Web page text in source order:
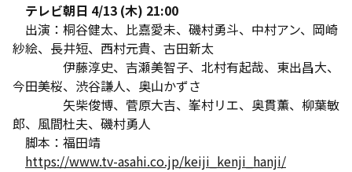
テレビ朝日 4/13 (木) 21:00
出演：桐谷健太、比嘉愛未、磯村勇斗、中村アン、岡崎
紗絵、長井短、西村元貴、古田新太
伊藤淳史、吉瀬美智子、北村有起哉、東出昌大、
今田美桜、渋谷謙人、奥山かずさ
矢柴俊博、菅原大吉、峯村リエ、奥貫薫、柳葉敏
郎、風間杜夫、磯村勇人
脚本：福田靖
https://www.tv-asahi.co.jp/keiji_kenji_hanji/